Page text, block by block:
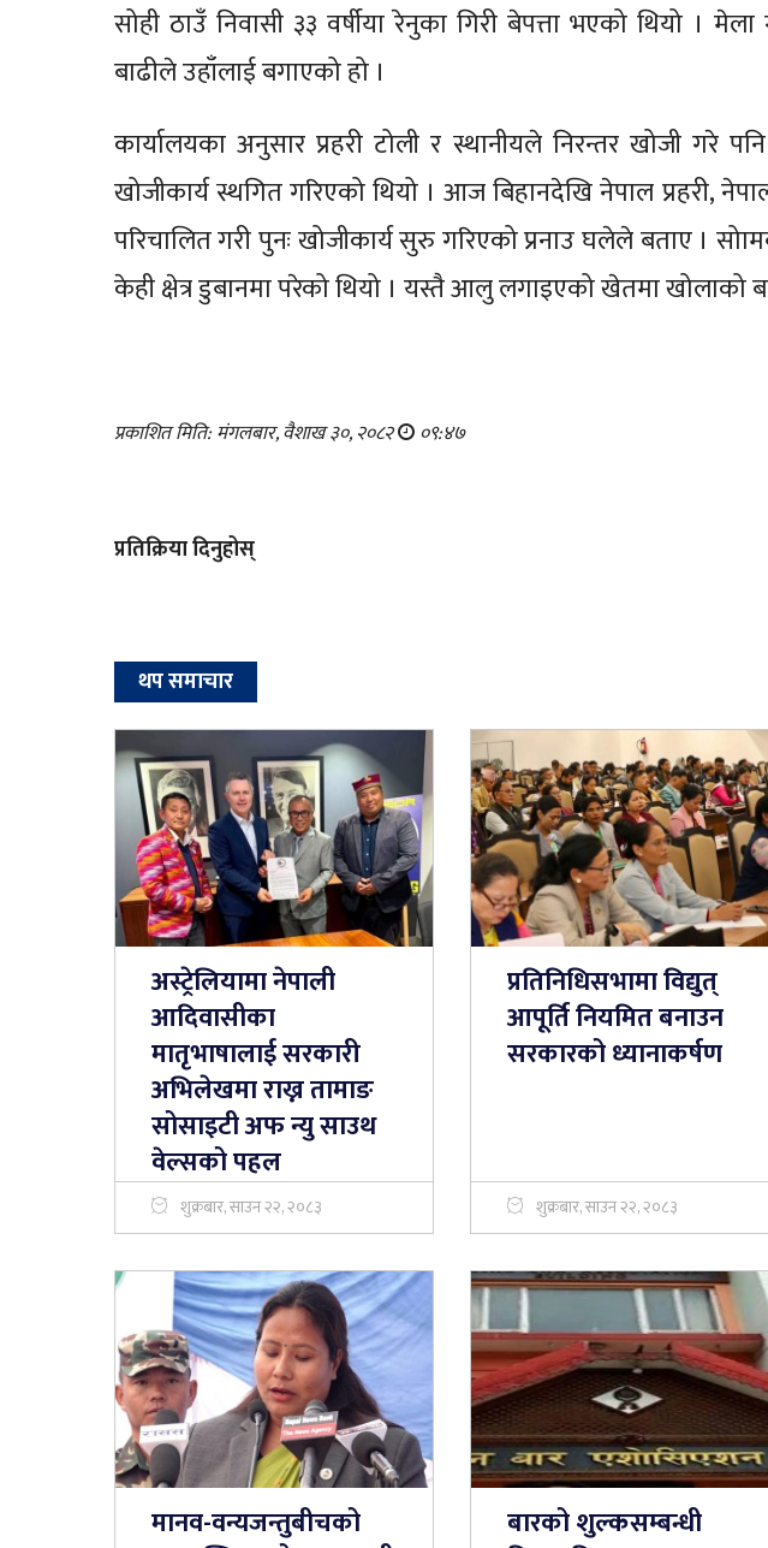
सोही ठाउँ निवासी ३३ वर्षीया रेनुका गिरी बेपत्ता भएको थियो ।
बाढीले उहाँलाई बगाएको हो ।
कार्यालयका अनुसार प्रहरी टोली र स्थानीयले निरन्तर खोजी गरे
खोजीकार्य स्थगित गरिएको थियो । आज बिहानदेखि नेपाल प्रहरी,
परिचालित गरी पुनः खोजीकार्य सुरु गरिएको प्रनाउ घलेले बताए ।
केही क्षेत्र डुबानमा परेको थियो । यस्तै आलु लगाइएको खेतमा खोलाको
प्रकाशित मिति: मंगलबार, वैशाख ३०, २०८२ ०९:४७
प्रतिक्रिया दिनुहोस्
थप समाचार
अस्ट्रेलियामा नेपाली
आदिवासीका
मातृभाषालाई सरकारी
अभिलेखमा राख्न तामाङ
सोसाइटी अफ न्यु साउथ
वेल्सको पहल
शुक्रबार, साउन २२, २०८३
प्रतिनिधिसभामा विद्युत्
आपूर्ति नियमित बनाउन
सरकारको ध्यानाकर्षण
शुक्रबार, साउन २२, २०८३
मानव-वन्यजन्तुबीचको
बारको शुल्कसम्बन्धी